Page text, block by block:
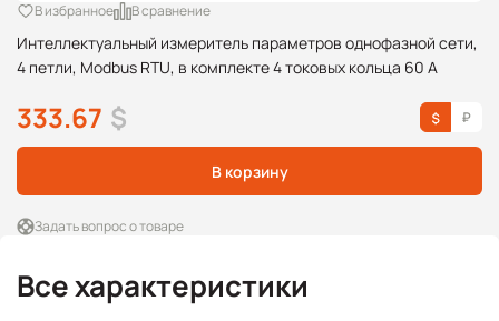
Интеллектуальный измеритель параметров однофазной сети,
4 петли, Modbus RTU, в комплекте 4 токовых кольца 60 А
В избранное В сравнение
333.67 $
В корзину
Задать вопрос о товаре
Все характеристики